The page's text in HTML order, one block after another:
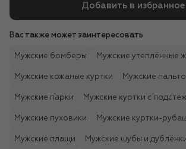
Добавить в избранное
Вас также может заинтересовать
Мужские бомберы Мужские утеплённые
Мужские кожаные куртки Мужские пальто
Мужские парки Мужские куртки с
Мужские пуховики Мужские куртки-
Мужские плащи Мужские шубы и